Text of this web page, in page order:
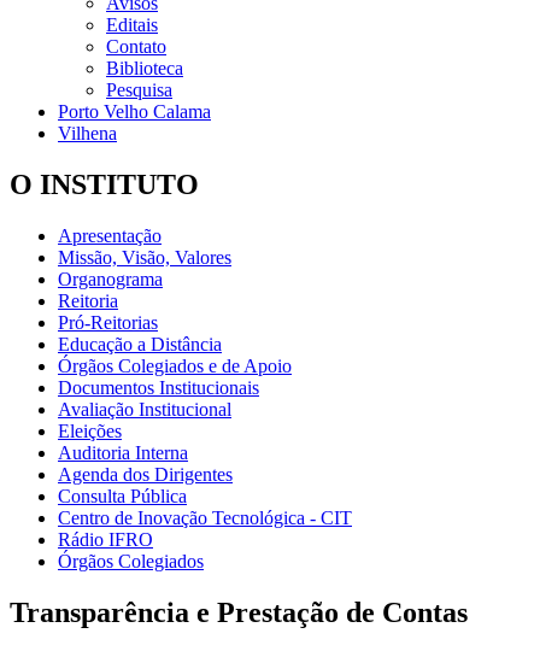
Editais
Contato
Biblioteca
Pesquisa
Porto Velho Calama
Vilhena
O INSTITUTO
Apresentação
Missão, Visão, Valores
Organograma
Reitoria
Pró-Reitorias
Educação a Distância
Órgãos Colegiados e de Apoio
Documentos Institucionais
Avaliação Institucional
Eleições
Auditoria Interna
Agenda dos Dirigentes
Consulta Pública
Centro de Inovação Tecnológica - CIT
Rádio IFRO
Órgãos Colegiados
Transparência e Prestação de Contas